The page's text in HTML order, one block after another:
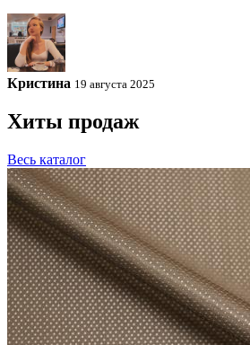
Кристина 19 августа 2025
Хиты продаж
Весь каталог